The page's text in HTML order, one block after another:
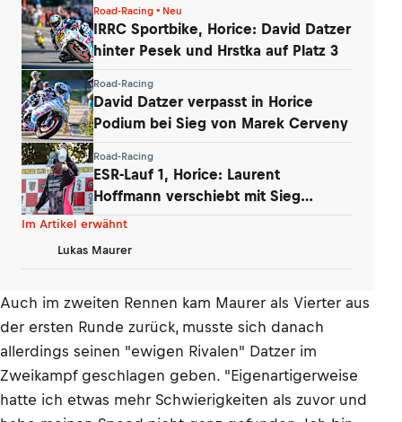
Road-Racing • Neu
IRRC Sportbike, Horice: David Datzer
hinter Pesek und Hrstka auf Platz 3
Road-Racing
David Datzer verpasst in Horice
Podium bei Sieg von Marek Cerveny
Road-Racing
ESR-Lauf 1, Horice: Laurent
Hoffmann verschiebt mit Sieg
Titelentscheidung
Im Artikel erwähnt
Lukas Maurer
Auch im zweiten Rennen kam Maurer als Vierter aus
der ersten Runde zurück, musste sich danach
allerdings seinen "ewigen Rivalen" Datzer im
Zweikampf geschlagen geben. "Eigenartigerweise
hatte ich etwas mehr Schwierigkeiten als zuvor und